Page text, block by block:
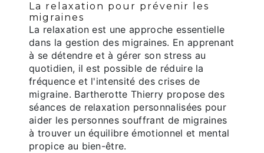
La relaxation pour prévenir les
migraines
La relaxation est une approche essentielle
dans la gestion des migraines. En apprenant
à se détendre et à gérer son stress au
quotidien, il est possible de réduire la
fréquence et l'intensité des crises de
migraine. Bartherotte Thierry propose des
séances de relaxation personnalisées pour
aider les personnes souffrant de migraines
à trouver un équilibre émotionnel et mental
propice au bien-être.